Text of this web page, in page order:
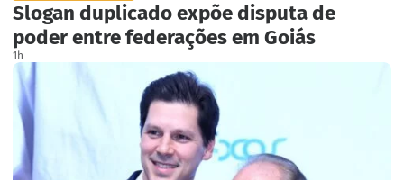
Slogan duplicado expõe disputa de
poder entre federações em Goiás
1h